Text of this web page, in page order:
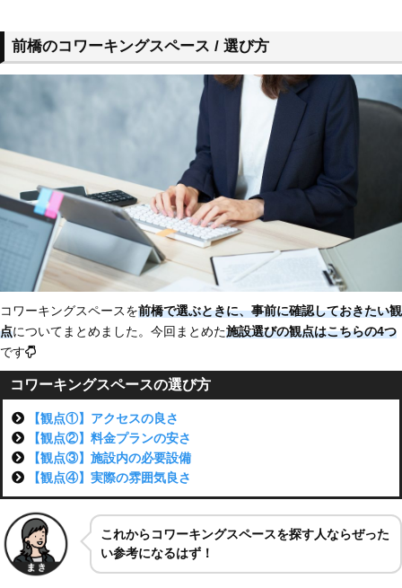
前橋のコワーキングスペース / 選び方
コワーキングスペースを前橋で選ぶときに、事前に確認しておきたい観
点についてまとめました。今回まとめた施設選びの観点はこちらの4つ
です
コワーキングスペースの選び方
【観点①】アクセスの良さ
【観点②】料金プランの安さ
【観点③】施設内の必要設備
【観点④】実際の雰囲気良さ
これからコワーキングスペースを探す人ならぜった
い参考になるはず！